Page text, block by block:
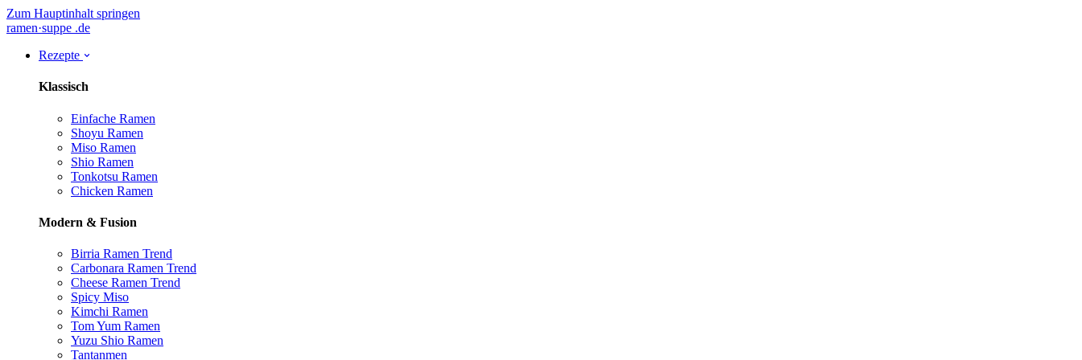
Zum Hauptinhalt springen
ramen·suppe .de
Rezepte
Klassisch
Einfache Ramen
Shoyu Ramen
Miso Ramen
Shio Ramen
Tonkotsu Ramen
Chicken Ramen
Modern & Fusion
Birria Ramen Trend
Carbonara Ramen Trend
Cheese Ramen Trend
Spicy Miso
Kimchi Ramen
Tom Yum Ramen
Yuzu Shio Ramen
Tantanmen